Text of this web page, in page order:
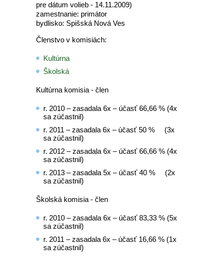
pre dátum volieb - 14.11.2009)
zamestnanie: primátor
bydlisko: Spišská Nová Ves
Členstvo v komisiách:
Kultúrna
Školská
Kultúrna komisia - člen
r. 2010 – zasadala 6x – účasť 66,66 % (4x
sa zúčastnil)
r. 2011 – zasadala 6x – účasť 50 % (3x
sa zúčastnil)
r. 2012 – zasadala 6x – účasť 66,66 % (4x
sa zúčastnil)
r. 2013 – zasadala 5x – účasť 40 % (2x
sa zúčastnil)
Školská komisia - člen
r. 2010 – zasadala 6x – účasť 83,33 % (5x
sa zúčastnil)
r. 2011 – zasadala 6x – účasť 16,66 % (1x
sa zúčastnil)